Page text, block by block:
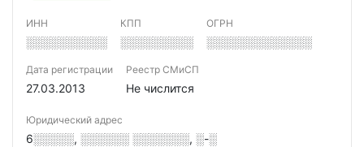
ИНН
░░░░░░░░░░
КПП
░░░░░░░░░
ОГРН
░░░░░░░░░░░░░
Дата регистрации
27.03.2013
Реестр СМиСП
Не числится
Юридический адрес
6░░░░░, ░░░░░░ ░░░░░░░, ░-░